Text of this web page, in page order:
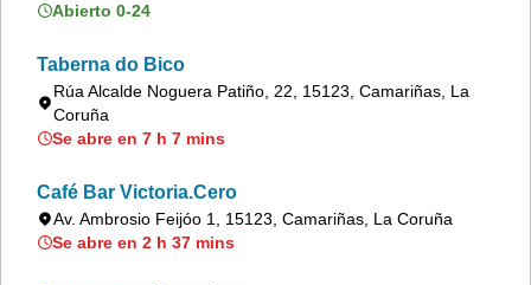
Abierto 0-24
Taberna do Bico
Rúa Alcalde Noguera Patiño, 22, 15123, Camariñas, La
Coruña
Se abre en 7 h 7 mins
Café Bar Victoria.Cero
Av. Ambrosio Feijóo 1, 15123, Camariñas, La Coruña
Se abre en 2 h 37 mins